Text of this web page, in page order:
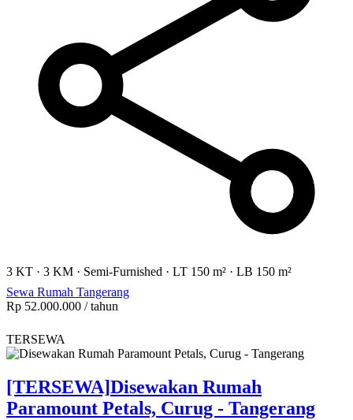
3 KT · 3 KM · Semi-Furnished · LT 150 m² · LB 150 m²
Sewa Rumah Tangerang
Rp 52.000.000 / tahun
TERSEWA
[TERSEWA]Disewakan Rumah
Paramount Petals, Curug - Tangerang